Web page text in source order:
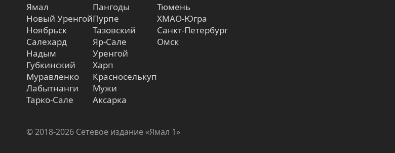
Ямал
Новый Уренгой
Ноябрьск
Салехард
Надым
Губкинский
Муравленко
Лабытнанги
Тарко-Сале
Пангоды
Пурпе
Тазовский
Яр-Сале
Уренгой
Харп
Красноселькуп
Мужи
Аксарка
Тюмень
ХМАО-Югра
Санкт-Петербург
Омск
© 2018-2026 Сетевое издание «Ямал 1»